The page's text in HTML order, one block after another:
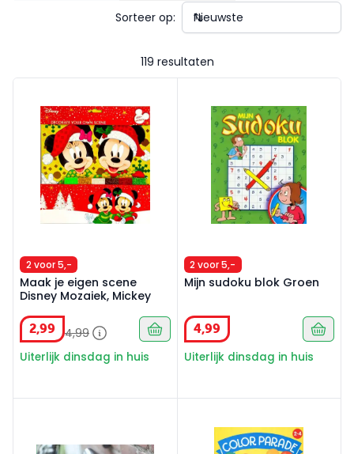
119 resultaten
Sorteer op:
2 voor 5,-
Maak je eigen scene
Disney Mozaiek, Mickey
2,99 4,99
Uiterlijk dinsdag in huis
2 voor 5,-
Mijn sudoku blok Groen
4,99
Uiterlijk dinsdag in huis